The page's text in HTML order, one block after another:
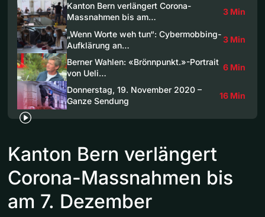
Kanton Bern verlängert Corona-
Massnahmen bis am…
3 Min
„Wenn Worte weh tun“: Cybermobbing-
Aufklärung an…
3 Min
Berner Wahlen: «Brönnpunkt.»-Portrait
von Ueli…
6 Min
Donnerstag, 19. November 2020 –
Ganze Sendung
16 Min
Kanton Bern verlängert
Corona-Massnahmen bis
am 7. Dezember